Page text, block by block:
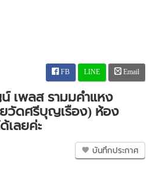
FB LINE Email
เพลส รามมคำแหง
ยวัดศรีบุญเรือง) ห้อง
เลยค่ะ
บันทึกประกาศ